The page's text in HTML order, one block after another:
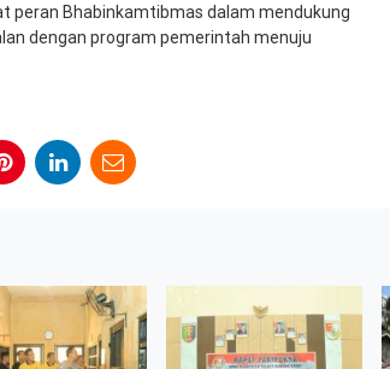
peran Bhabinkamtibmas dalam mendukung
dengan program pemerintah menuju